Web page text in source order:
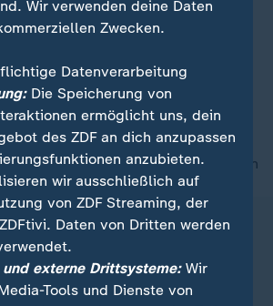
Carter Brown kehrt Trump den
mit Familie und Freunden. Eine
Wendepunkte und
im Land.
nach oben
Wir verwenden deine Daten
Zwecken.
Datenverarbeitung
Die Speicherung von
ermöglicht uns, dein
des ZDF an dich anzupassen
anzubieten.
wir ausschließlich auf
von ZDF Streaming, der
Daten von Dritten werden
und externe Drittsysteme:Wir
Tools und Dienste von